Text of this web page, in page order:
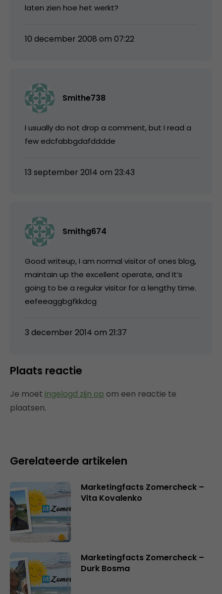
laten zien hoe het werkt?
10 december 2008 om 07:22
Smithe738
I usually do not drop a comment, but I read a
few edcfabbgdafdddde
13 september 2014 om 23:43
Smithg674
Good writeup, I am normal visitor of ones blog,
maintain up the excellent operate, and It’s
going to be a regular visitor for a lengthy time.
eefeeaggbgfkkdcg
3 december 2014 om 21:37
Plaats reactie
Je moet ingelogd zijn op om een reactie te
plaatsen.
Gerelateerde artikelen
Marketingfacts Zomercheck –
Vita Kovalenko
Marketingfacts Zomercheck –
Durk Bosma